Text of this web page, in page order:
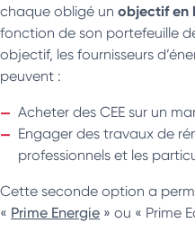
chaque obligé un objectif en
fonction de son portefeuille
objectif, les fournisseurs
peuvent :
Acheter des CEE sur un
Engager des travaux de
professionnels et les
Cette seconde option a
« Prime Energie » ou « Prime